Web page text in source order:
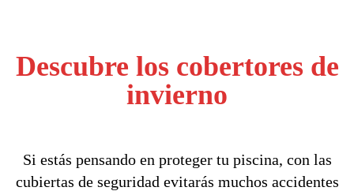
Descubre los cobertores de
invierno
Si estás pensando en proteger tu piscina, con las
cubiertas de seguridad evitarás muchos accidentes